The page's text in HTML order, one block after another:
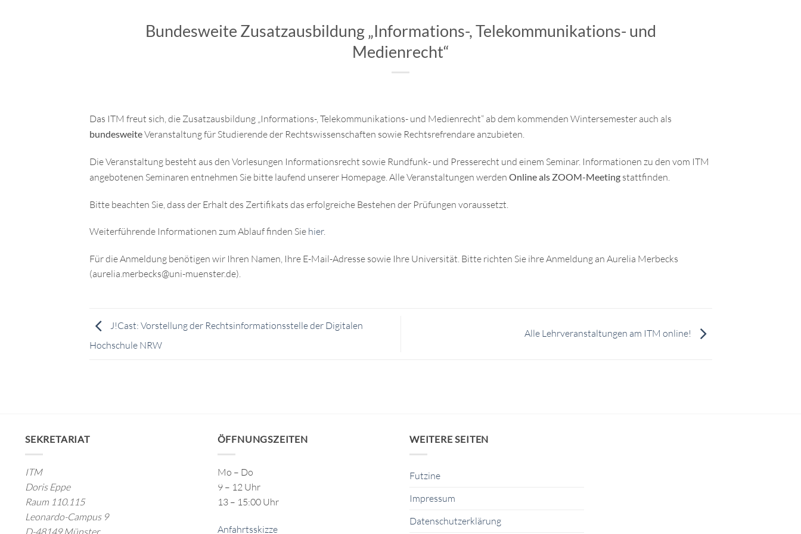
Bundesweite Zusatzausbildung „Informations-, Telekommunikations- und
Medienrecht“
Das ITM freut sich, die Zusatzausbildung „Informations-, Telekommunikations- und Medienrecht“ ab dem kommenden Wintersemester auch als
bundesweiteVeranstaltung für Studierende der Rechtswissenschaften sowie Rechtsrefrendare anzubieten.
Die Veranstaltung besteht aus den Vorlesungen Informationsrecht sowie Rundfunk- und Presserecht und einem Seminar. Informationen zu den vom ITM
angebotenen Seminaren entnehmen Sie bitte laufend unserer Homepage. Alle Veranstaltungen werden Online als ZOOM-Meetingstattfinden.
Bitte beachten Sie, dass der Erhalt des Zertifikats das erfolgreiche Bestehen der Prüfungen voraussetzt.
Weiterführende Informationen zum Ablauf finden Sie hier.
Für die Anmeldung benötigen wir Ihren Namen, Ihre E-Mail-Adresse sowie Ihre Universität. Bitte richten Sie ihre Anmeldung an Aurelia Merbecks
(aurelia.merbecks@uni-muenster.de).
J!Cast: Vorstellung der Rechtsinformationsstelle der Digitalen
Hochschule NRW
Alle Lehrveranstaltungen am ITM online!
SEKRETARIAT
ITM
Doris Eppe
Raum 110.115
Leonardo-Campus 9
D-48149 Münster
ÖFFNUNGSZEITEN
Mo – Do
9 – 12 Uhr
13 – 15:00 Uhr
Anfahrtsskizze
WEITERE SEITEN
Futzine
Impressum
Datenschutzerklärung